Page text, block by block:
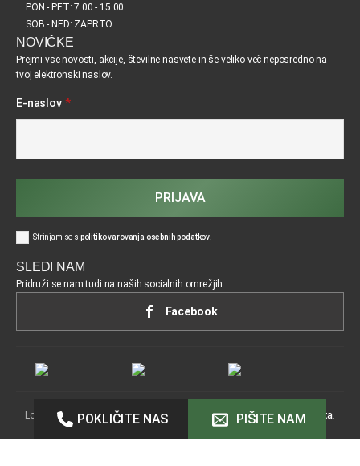
POKLIČITE NAS PIŠITE NAM
PON - PET: 7.00 - 15.00
SOB - NED: ZAPRTO
NOVIČKE
Prejmi vse novosti, akcije, številne nasvete in še veliko več neposredno na
tvoj elektronski naslov.
E-naslov *
Strinjam se s politiko varovanja osebnih podatkov
PRIJAVA
SLEDI NAM
Pridruži se nam tudi na naših socialnih omrežjih.
Facebook
Lokostrelstvo ©2026 Vse pravice pridržane. Izdelava:Acenta